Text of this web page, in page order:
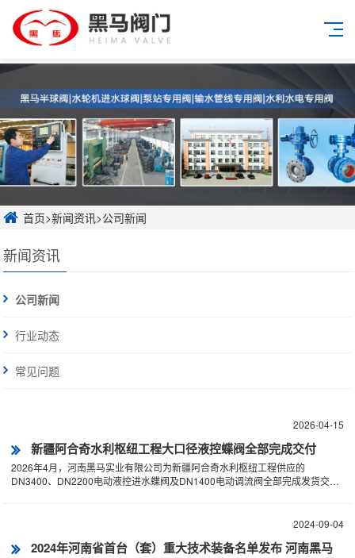
首页>新闻资讯>公司新闻
新闻资讯
公司新闻
行业动态
常见问题
2026-04-15
新疆阿合奇水利枢纽工程大口径液控蝶阀全部完成交付
2026年4月，河南黑马实业有限公司为新疆阿合奇水利枢纽工程供应的
DN3400、DN2200电动液控进水蝶阀及DN1400电动调流阀全部完成发货交
2024-09-04
2024年河南省首台（套）重大技术装备名单发布 河南黑马